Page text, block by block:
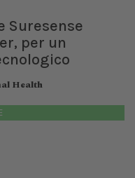
Suresense
per un
Health